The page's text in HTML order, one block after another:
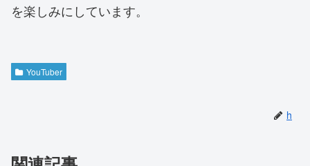
を楽しみにしています。
YouTuber
h